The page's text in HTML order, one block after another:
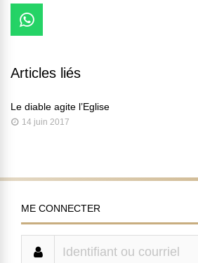
Articles liés
Le diable agite l’Eglise
14 juin 2017
ME CONNECTER